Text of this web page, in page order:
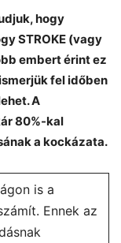
hogy
STROKE (vagy
embert érint ez
fel időben
A
80%-kal
a kockázata.
is a
Ennek az